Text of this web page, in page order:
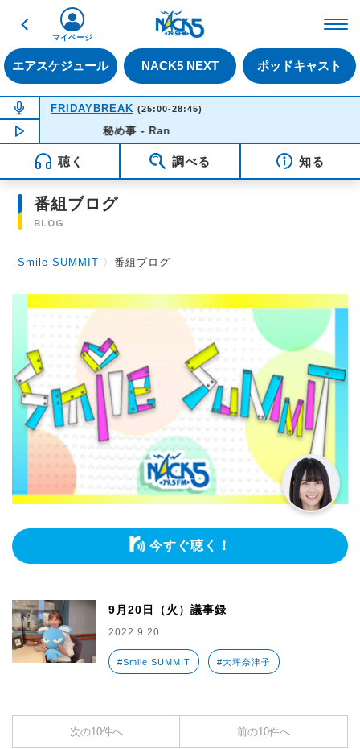
戻る
エアスケジュール NACK5 NEXT ポッドキャスト
マイページ
NOW ON AIR
FRIDAYBREAK (25:00-28:45)
NOW PLAYING03:33
秘め事 - Ran
聴く 調べる 知る
番組ブログ
BLOG
Smile SUMMIT 〉番組ブログ
今すぐ聴く！
9月20日（火）議事録
2022.9.20
#Smile SUMMIT #大坪奈津子
次の10件へ 前の10件へ